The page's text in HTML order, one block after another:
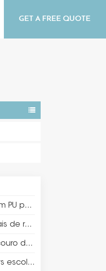
GET A FREE QUOTE
de joias
a exposição de joias?
microfibra
de joias de luxo?